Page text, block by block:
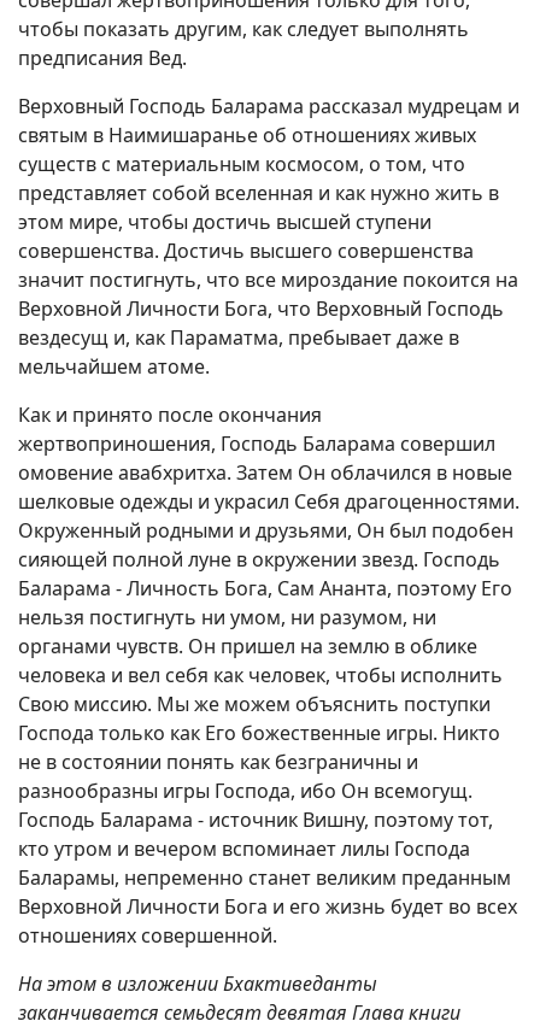
чтобы показать другим, как следует выполнять
предписания Вед.
Верховный Господь Баларама рассказал мудрецам и
святым в Наимишаранье об отношениях живых
существ с материальным космосом, о том, что
представляет собой вселенная и как нужно жить в
этом мире, чтобы достичь высшей ступени
совершенства. Достичь высшего совершенства
значит постигнуть, что все мироздание покоится на
Верховной Личности Бога, что Верховный Господь
вездесущ и, как Параматма, пребывает даже в
мельчайшем атоме.
Как и принято после окончания
жертвоприношения, Господь Баларама совершил
омовение авабхритха. Затем Он облачился в новые
шелковые одежды и украсил Себя драгоценностями.
Окруженный родными и друзьями, Он был подобен
сияющей полной луне в окружении звезд. Господь
Баларама - Личность Бога, Сам Ананта, поэтому Его
нельзя постигнуть ни умом, ни разумом, ни
органами чувств. Он пришел на землю в облике
человека и вел себя как человек, чтобы исполнить
Свою миссию. Мы же можем объяснить поступки
Господа только как Его божественные игры. Никто
не в состоянии понять как безграничны и
разнообразны игры Господа, ибо Он всемогущ.
Господь Баларама - источник Вишну, поэтому тот,
кто утром и вечером вспоминает лилы Господа
Баларамы, непременно станет великим преданным
Верховной Личности Бога и его жизнь будет во всех
отношениях совершенной.
На этом в изложении Бхактиведанты
заканчивается семьдесят девятая Глава книги